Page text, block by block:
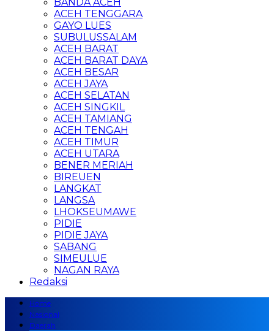
ACEH TENGGARA
GAYO LUES
SUBULUSSALAM
ACEH BARAT
ACEH BARAT DAYA
ACEH BESAR
ACEH JAYA
ACEH SELATAN
ACEH SINGKIL
ACEH TAMIANG
ACEH TENGAH
ACEH TIMUR
ACEH UTARA
BENER MERIAH
BIREUEN
LANGKAT
LANGSA
LHOKSEUMAWE
PIDIE
PIDIE JAYA
SABANG
SIMEULUE
NAGAN RAYA
Redaksi
Home
Nasional
Daerah